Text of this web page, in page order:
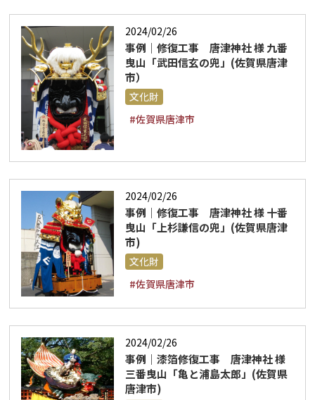
2024/02/26
事例｜修復工事 唐津神社 様 九番
曳山「武田信玄の兜」(佐賀県唐津
市）
文化財
#佐賀県唐津市
2024/02/26
事例｜修復工事 唐津神社 様 十番
曳山「上杉謙信の兜」(佐賀県唐津
市)
文化財
#佐賀県唐津市
2024/02/26
事例｜漆箔修復工事 唐津神社 様
三番曳山「亀と浦島太郎」(佐賀県
唐津市)